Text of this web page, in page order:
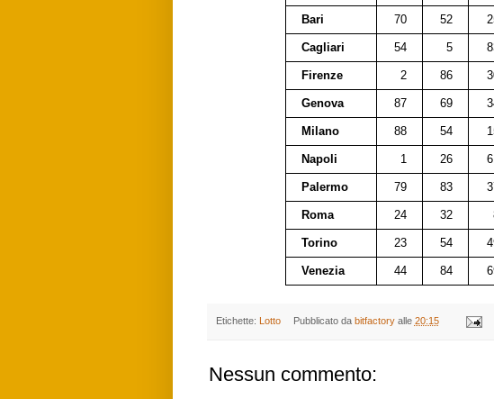
Bari 70 52
Cagliari 54 5
Firenze 2 86
Genova 87 69
Milano 88 54
Napoli 1 26
Palermo 79 83
Roma 24 32
Torino 23 54
Venezia 44 84
Etichette: Lotto Pubblicato da bitfactory alle 20:15
Nessun commento: